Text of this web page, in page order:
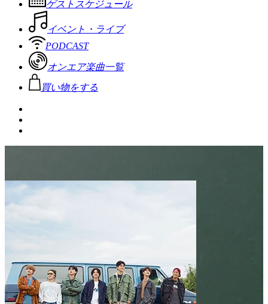
ゲストスケジュール
イベント・ライブ
PODCAST
オンエア楽曲一覧
買い物をする